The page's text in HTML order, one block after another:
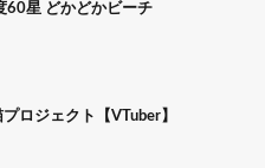
60星 どかどかビーチ
ロジェクト【VTuber】